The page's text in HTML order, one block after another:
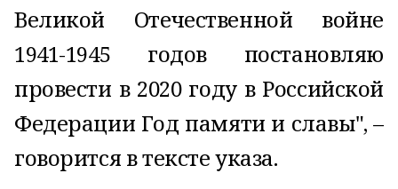
Великой Отечественной войне
1941-1945 годов постановляю
провести в 2020 году в Российской
Федерации Год памяти и славы", –
говорится в тексте указа.